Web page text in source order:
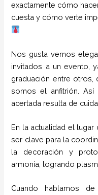
exactamente cómo
cuesta y cómo verte
Nos gusta vernos
invitados a un evento,
graduación entre otros,
somos el anfitrión.
acertada resulta de
En la actualidad el
ser clave para la
la decoración y
armonía, logrando
Cuando hablamos